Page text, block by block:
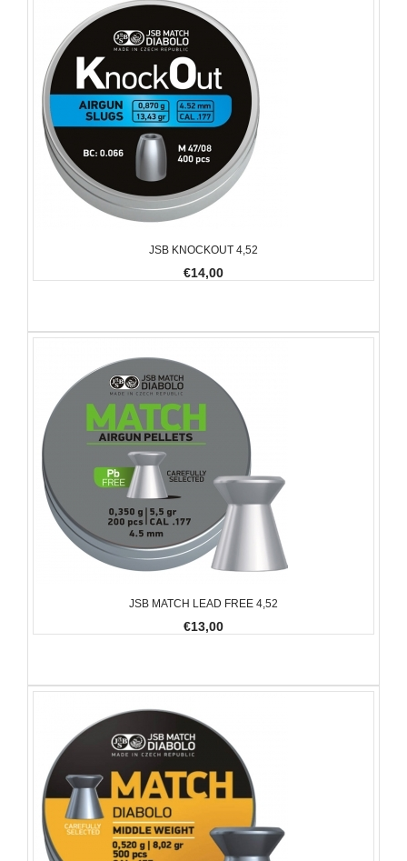
JSB KNOCKOUT 4,52
€14,00
JSB MATCH LEAD FREE 4,52
€13,00